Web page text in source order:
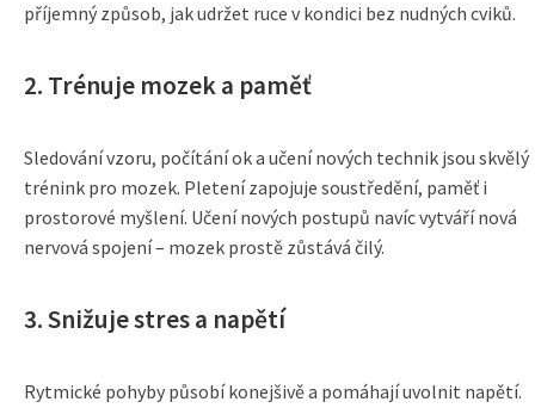
příjemný způsob, jak udržet ruce v kondici bez nudných cviků.
2. Trénuje mozek a paměť
Sledování vzoru, počítání ok a učení nových technik jsou skvělý
trénink pro mozek. Pletení zapojuje soustředění, paměť i
prostorové myšlení. Učení nových postupů navíc vytváří nová
nervová spojení – mozek prostě zůstává čilý.
3. Snižuje stres a napětí
Rytmické pohyby působí konejšivě a pomáhají uvolnit napětí.